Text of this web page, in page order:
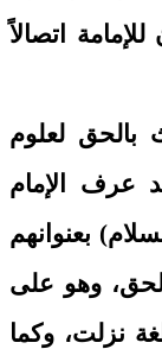
اتصالاً
بالحق لعلوم
عرف الإمام
بعنوانهم
وهو على
نزلت، وكما